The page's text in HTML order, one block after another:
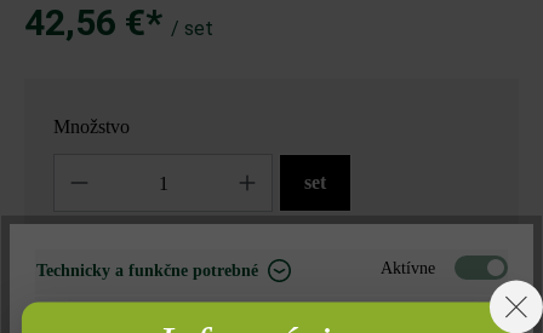
42,56 €* / set
Množstvo
set
Technicky a funkčne potrebné Aktívne